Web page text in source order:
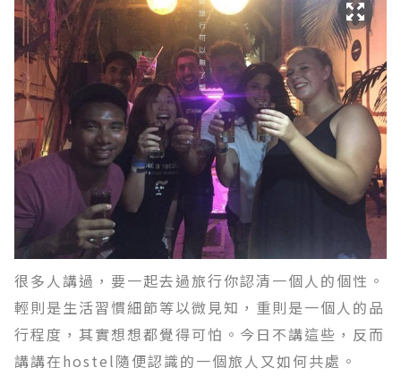
很多人講過，要一起去過旅行你認清一個人的個性。
輕則是生活習慣細節等以微見知，重則是一個人的品
行程度，其實想想都覺得可怕。今日不講這些，反而
講講在hostel隨便認識的一個旅人又如何共處。